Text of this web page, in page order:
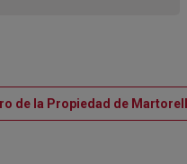
de la Propiedad de Martorell